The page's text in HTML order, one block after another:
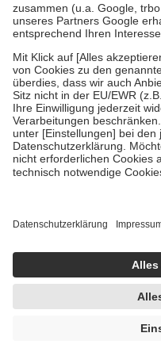
Verordnung.
Um das Engagement der
stärken und die besondere
fallenkeine Zuzahlungenan
• Kindern und Jugendlichen
mit Ausnahme der Fahrkosten
• Untersuchungen zur
GKV getragen werden
• empfohlenen
• Harn- und Blutteststreifen
getroffen, um sicherzustellen,
https://help.etrusted.com/
Einige Bilder und Inhalte